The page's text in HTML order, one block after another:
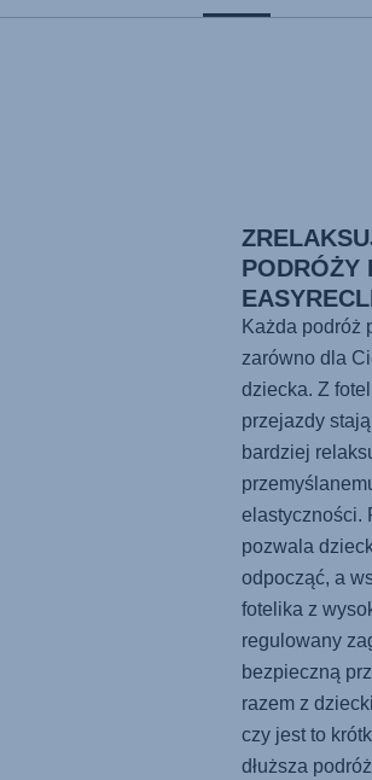
PODRÓŻY
Każda podróż
zarówno dla
dziecka. Z
przejazdy
bardziej
elastyczności.
pozwala
odpocząć, a
fotelika z
regulowany
bezpieczną
razem z
czy jest to
dłuższa